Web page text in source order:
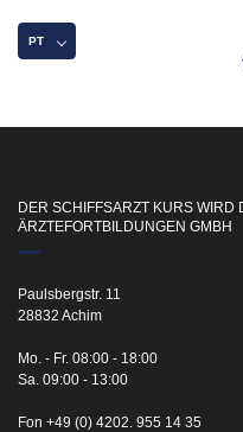
PT
DER SCHIFFSARZT KURS WIRD
ÄRZTEFORTBILDUNGEN GMBH
Paulsbergstr. 11
28832 Achim
Mo. - Fr. 08:00 - 18:00
Sa. 09:00 - 13:00
Fon +49 (0) 4202. 955 14 35